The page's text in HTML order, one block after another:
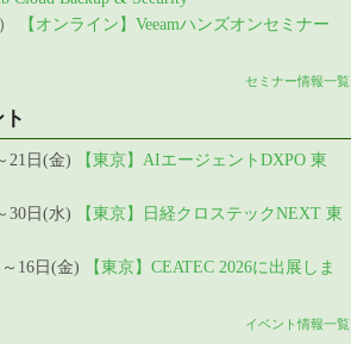
【オンライン】Veeamハンズオンセミナー
セミナー情報一覧
21日(金)
【東京】AIエージェントDXPO 東
30日(水)
【東京】日経クロステックNEXT 東
16日(金)
【東京】CEATEC 2026に出展しま
イベント情報一覧